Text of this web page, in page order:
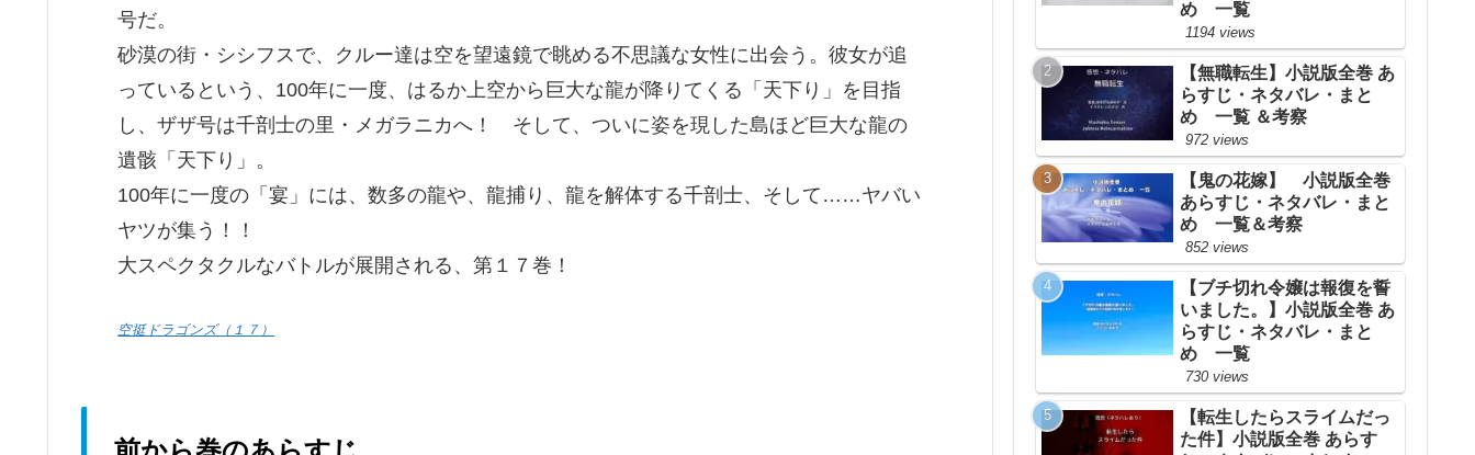
号だ。
砂漠の街・シシフスで、クルー達は空を望遠鏡で眺める不思議な女性に出会う。彼女が追
っているという、100年に一度、はるか上空から巨大な龍が降りてくる「天下り」を目指
し、ザザ号は千剖士の里・メガラニカへ！ そして、ついに姿を現した島ほど巨大な龍の
遺骸「天下り」。
100年に一度の「宴」には、数多の龍や、龍捕り、龍を解体する千剖士、そして……ヤバい
ヤツが集う！！
大スペクタクルなバトルが展開される、第１７巻！
空挺ドラゴンズ（１７）
め 一覧
1194 views
【無職転生】小説版全巻 あ
らすじ・ネタバレ・まと
め 一覧 ＆考察
972 views
【鬼の花嫁】 小説版全巻
あらすじ・ネタバレ・まと
め 一覧＆考察
852 views
【ブチ切れ令嬢は報復を誓
いました。】小説版全巻 あ
らすじ・ネタバレ・まと
め 一覧
730 views
【転生したらスライムだっ
た件】小説版全巻 あらす